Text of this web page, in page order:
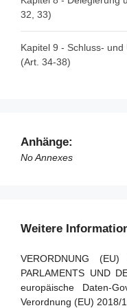
Rechte und
Dateninhaber im
Artikel 22 -
Artikel 23 - Für die
Datenaltruismus
Übertragung
32, 33)
Artikel 32 -
Artikel 33 -
Kapitel 9 - Schluss-
(Art. 34-38)
Artikel 37 -
Anhänge:
No Annexes
Weitere
VERORDNUNG
PARLAMENTS UND
europäische Daten-
Verordnung (EU) 2018/